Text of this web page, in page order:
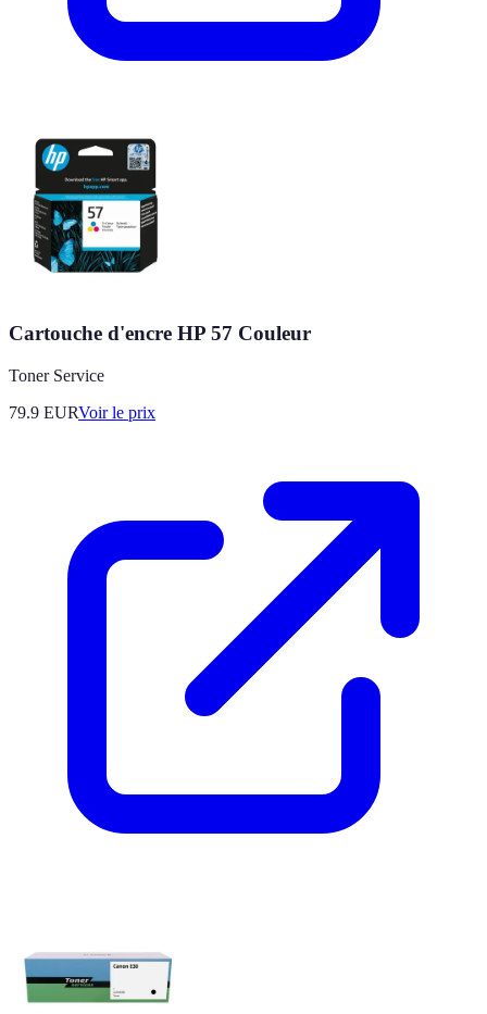
Cartouche d'encre HP 57 Couleur
Toner Service
79.9 EURVoir le prix